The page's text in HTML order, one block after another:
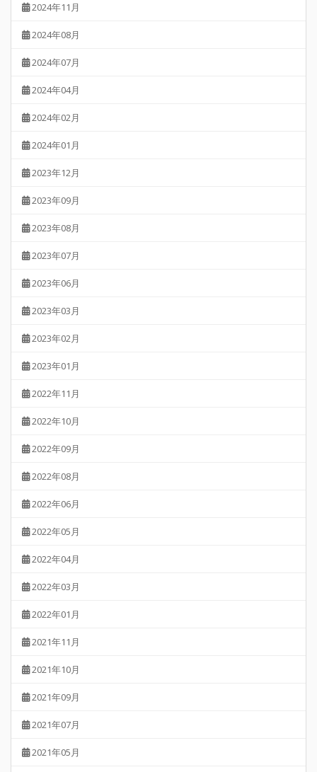
2024年11月
2024年08月
2024年07月
2024年04月
2024年02月
2024年01月
2023年12月
2023年09月
2023年08月
2023年07月
2023年06月
2023年03月
2023年02月
2023年01月
2022年11月
2022年10月
2022年09月
2022年08月
2022年06月
2022年05月
2022年04月
2022年03月
2022年01月
2021年11月
2021年10月
2021年09月
2021年07月
2021年05月